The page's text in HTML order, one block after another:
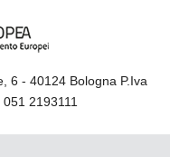
6 - 40124 Bologna P.Iva
2193111